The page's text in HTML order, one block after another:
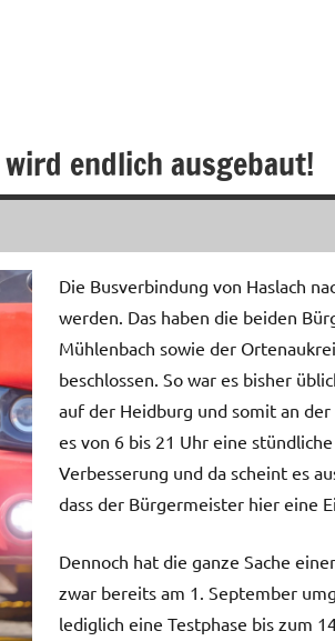
endlich ausgebaut!
Die Busverbindung von Haslach
werden. Das haben die beiden
Mühlenbach sowie der
beschlossen. So war es bisher
auf der Heidburg und somit an
es von 6 bis 21 Uhr eine
Verbesserung und da scheint es
dass der Bürgermeister hier eine
Dennoch hat die ganze Sache
zwar bereits am 1. September
lediglich eine Testphase bis zum